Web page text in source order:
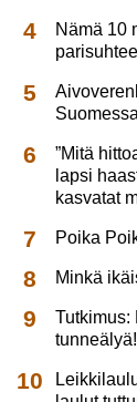
Nämä 10
”Mitä
lapsi
kasvatat
Poika
Minkä
Tutkimus:
tunneälyä!